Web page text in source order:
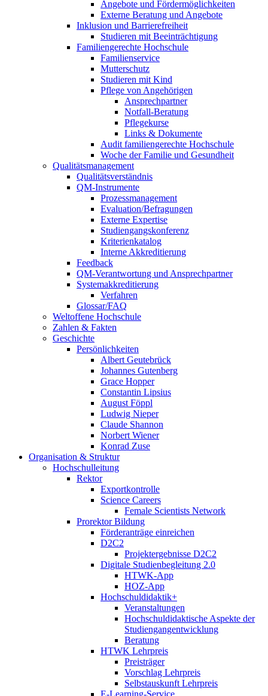
Angebote und Fördermöglichkeiten
Externe Beratung und Angebote
Inklusion und Barrierefreiheit
Studieren mit Beeinträchtigung
Familiengerechte Hochschule
Familienservice
Mutterschutz
Studieren mit Kind
Pflege von Angehörigen
Ansprechpartner
Notfall-Beratung
Pflegekurse
Links & Dokumente
Audit familiengerechte Hochschule
Woche der Familie und Gesundheit
Qualitätsmanagement
Qualitätsverständnis
QM-Instrumente
Prozessmanagement
Evaluation/Befragungen
Externe Expertise
Studiengangskonferenz
Kriterienkatalog
Interne Akkreditierung
Feedback
QM-Verantwortung und Ansprechpartner
Systemakkreditierung
Verfahren
Glossar/FAQ
Weltoffene Hochschule
Zahlen & Fakten
Geschichte
Persönlichkeiten
Albert Geutebrück
Johannes Gutenberg
Grace Hopper
Constantin Lipsius
August Föppl
Ludwig Nieper
Claude Shannon
Norbert Wiener
Konrad Zuse
Organisation & Struktur
Hochschulleitung
Rektor
Exportkontrolle
Science Careers
Female Scientists Network
Prorektor Bildung
Förderanträge einreichen
D2C2
Projektergebnisse D2C2
Digitale Studienbegleitung 2.0
HTWK-App
HOZ-App
Hochschuldidaktik+
Veranstaltungen
Hochschuldidaktische Aspekte der
Studiengangentwicklung
Beratung
HTWK Lehrpreis
Preisträger
Vorschlag Lehrpreis
Selbstauskunft Lehrpreis
E-Learning-Service